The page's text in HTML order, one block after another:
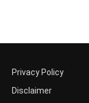
Privacy Policy
Disclaimer